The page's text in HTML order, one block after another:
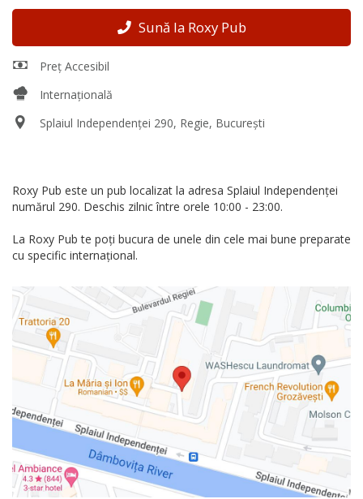
Sună la Roxy Pub
Preț Accesibil
Internațională
Splaiul Independenței 290, Regie, București
Roxy Pub este un pub localizat la adresa Splaiul Independenței
numărul 290. Deschis zilnic între orele 10:00 - 23:00.
La Roxy Pub te poți bucura de unele din cele mai bune preparate
cu specific internațional.